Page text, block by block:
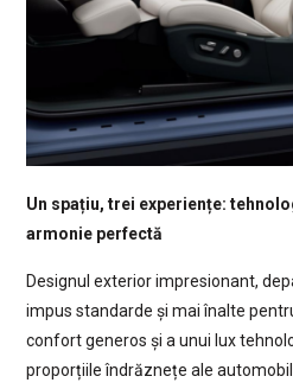
Un spațiu, trei experiențe:
armonie perfectă
Designul exterior impresionant,
impus standarde și mai înalte
confort generos și a unui lux
proporțiile îndrăznețe ale